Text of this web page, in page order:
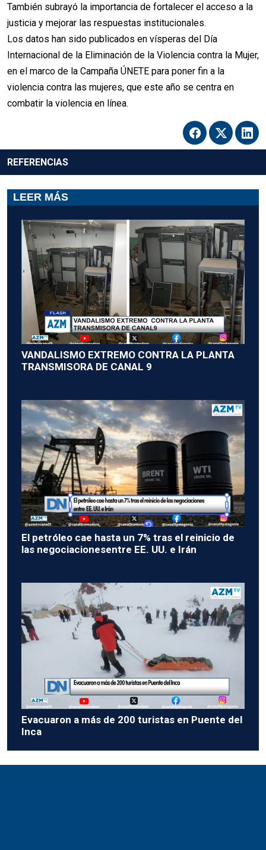
También subrayó la importancia de fortalecer el acceso a la
justicia y mejorar las respuestas institucionales.
Los datos han sido publicados en vísperas del Día
Internacional de la Eliminación de la Violencia contra la Mujer,
en el marco de la Campaña ÚNETE para poner fin a la
violencia contra las mujeres, que este año se centra en
combatir la violencia en línea.
REFERENCIAS
LEER MÁS
VANDALISMO EXTREMO CONTRA LA PLANTA
TRANSMISORA DE CANAL 9
El petróleo cae hasta un 7% tras el reinicio de
las negociacionesentre EE. UU. e Irán
Evacuaron a más de 200 turistas en Puente del
Inca